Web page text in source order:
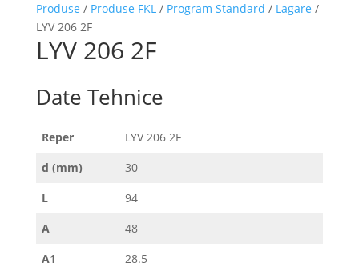
Produse / Produse FKL/ Program Standard / Lagare /
LYV 206 2F
LYV 206 2F
Date Tehnice
Reper
LYV 206 2F
d (mm)
30
L
94
A
48
A1
28.5